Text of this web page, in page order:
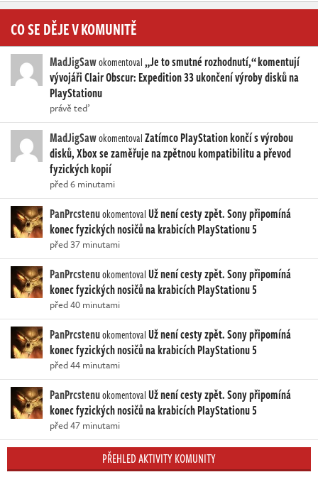
CO SE DĚJE V KOMUNITĚ
MadJigSawokomentoval„Je to smutné rozhodnutí,“ komentují
vývojáři Clair Obscur: Expedition 33 ukončení výroby disků na
PlayStationu
právě teď
MadJigSawokomentovalZatímco PlayStation končí s výrobou
disků, Xbox se zaměřuje na zpětnou kompatibilitu a převod
fyzických kopií
před 6 minutami
PanPrcstenuokomentovalUž není cesty zpět. Sony připomíná
konec fyzických nosičů na krabicích PlayStationu 5
před 37 minutami
PanPrcstenuokomentovalUž není cesty zpět. Sony připomíná
konec fyzických nosičů na krabicích PlayStationu 5
před 40 minutami
PanPrcstenuokomentovalUž není cesty zpět. Sony připomíná
konec fyzických nosičů na krabicích PlayStationu 5
před 44 minutami
PanPrcstenuokomentovalUž není cesty zpět. Sony připomíná
konec fyzických nosičů na krabicích PlayStationu 5
před 47 minutami
PŘEHLED AKTIVITY KOMUNITY